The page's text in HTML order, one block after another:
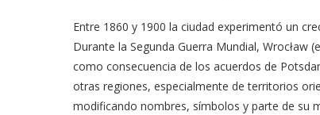
Entre 1860 y 1900 la ciudad experimentó un
Durante la Segunda Guerra Mundial, Wrocław
como consecuencia de los acuerdos de
otras regiones, especialmente de territorios
modificando nombres, símbolos y parte de su